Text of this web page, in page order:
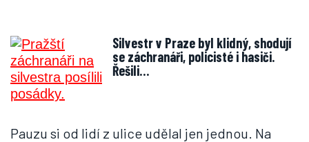
Silvestr v Praze byl klidný, shodují
se záchranáři, policisté i hasiči.
Řešili…
Pauzu si od lidí z ulice udělal jen jednou. Na